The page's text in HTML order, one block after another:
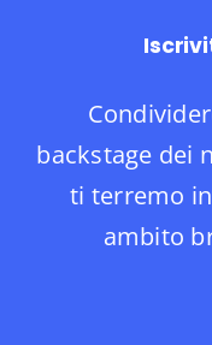
backstage dei
ti terremo
ambito